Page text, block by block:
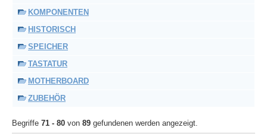
KOMPONENTEN
HISTORISCH
SPEICHER
TASTATUR
MOTHERBOARD
ZUBEHÖR
Begriffe 71 - 80 von 89 gefundenen werden angezeigt.